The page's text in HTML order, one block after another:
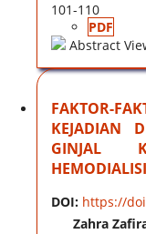
101-110
PDF
Abstract
FAKTOR-
KEJADIAN
GINJAL
DOI: https://
Zahra